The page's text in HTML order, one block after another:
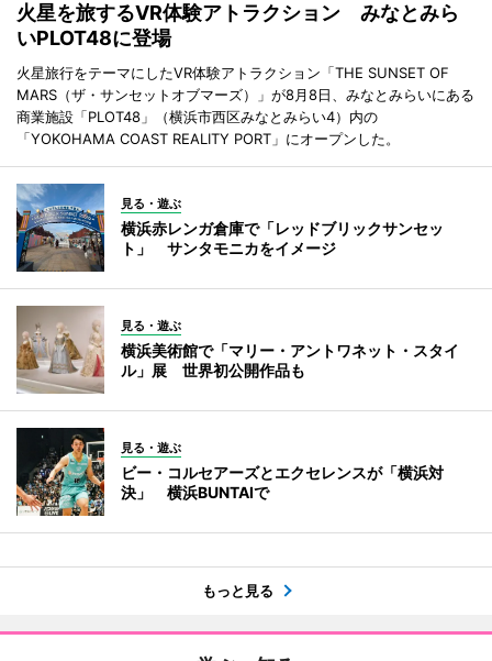
火星を旅するVR体験アトラクション みなとみら
いPLOT48に登場
火星旅行をテーマにしたVR体験アトラクション「THE SUNSET OF
MARS（ザ・サンセットオブマーズ）」が8月8日、みなとみらいにある
商業施設「PLOT48」（横浜市西区みなとみらい4）内の
「YOKOHAMA COAST REALITY PORT」にオープンした。
見る・遊ぶ
横浜赤レンガ倉庫で「レッドブリックサンセッ
ト」 サンタモニカをイメージ
見る・遊ぶ
横浜美術館で「マリー・アントワネット・スタイ
ル」展 世界初公開作品も
見る・遊ぶ
ビー・コルセアーズとエクセレンスが「横浜対
決」 横浜BUNTAIで
もっと見る